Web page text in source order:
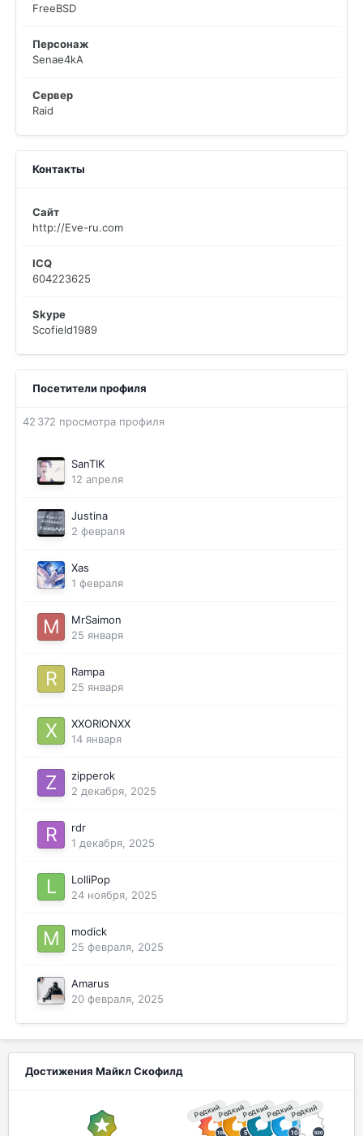
FreeBSD
Персонаж
Senae4kA
Сервер
Raid
Контакты
Сайт
http://Eve-ru.com
ICQ
604223625
Skype
Scofield1989
Посетители профиля
42 372 просмотра профиля
SanTIK
12 апреля
Justina
2 февраля
Xas
1 февраля
MrSaimon
25 января
Rampa
25 января
XXORIONXX
14 января
zipperok
2 декабря, 2025
rdr
1 декабря, 2025
LolliPop
24 ноября, 2025
modick
25 февраля, 2025
Amarus
20 февраля, 2025
Достижения Майкл Скофилд
РедкийРедкийРедкийРедкийРедкий